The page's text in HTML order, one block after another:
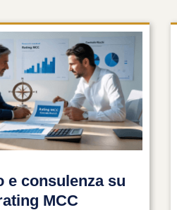
e consulenza su
MCC